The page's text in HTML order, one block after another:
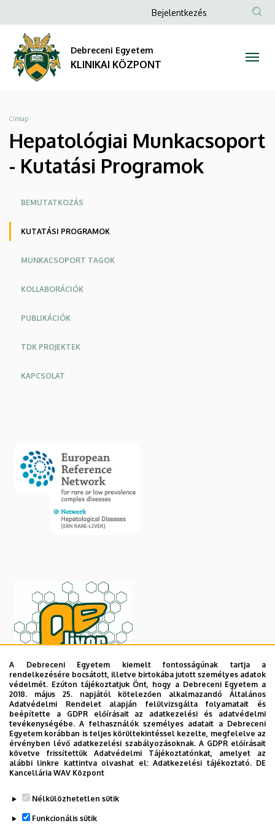
A Debreceni Egyetem kiemelt fontosságúnak tartja a
rendelkezésére bocsátott, illetve birtokába jutott személyes adatok
védelmét. Ezúton tájékoztatjuk Önt, hogy a Debreceni Egyetem a
2018. május 25. napjától kötelezően alkalmazandó Általános
Adatvédelmi Rendelet alapján felülvizsgálta folyamatait és
beépítette a GDPR előírásait az adatkezelési és adatvédelmi
tevékenységébe. A felhasználók személyes adatait a Debreceni
Egyetem korábban is teljes körültekintéssel kezelte, megfelelve az
érvényben lévő adatkezelési szabályozásoknak. A GDPR előírásait
követve frissítettük Adatvédelmi Tájékoztatónkat, amelyet az
alábbi linkre kattintva olvashat el:Adatkezelési tájékoztató. DE
Kancellária WAV Központ
Nélkülözhetetlen sütik
Funkcionális sütik
Munkacsoport
Kutatási
Programok
KLINIKAI
a
tartalomra
Anonim
fiók
menüje
Bejelentkezés
Debreceni Egyetem
KLINIKAI KÖZPONT
Morzsa
Címlap
Hepatológiai Munkacsoport
- Kutatási Programok
Oldalmenü
KK
BEMUTATKOZÁS
KUTATÁSI PROGRAMOK
MUNKACSOPORT TAGOK
KOLLABORÁCIÓK
PUBLIKÁCIÓK
TDK PROJEKTEK
KAPCSOLAT
Legutóbb frissítve: 2023. 08. 07. 12:43